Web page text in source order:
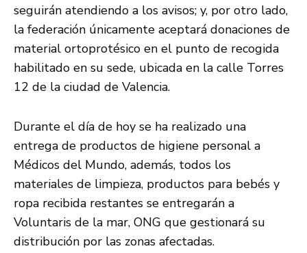
seguirán atendiendo a los avisos; y, por otro lado,
la federación únicamente aceptará donaciones de
material ortoprotésico en el punto de recogida
habilitado en su sede, ubicada en la calle Torres
12 de la ciudad de Valencia.
Durante el día de hoy se ha realizado una
entrega de productos de higiene personal a
Médicos del Mundo, además, todos los
materiales de limpieza, productos para bebés y
ropa recibida restantes se entregarán a
Voluntaris de la mar, ONG que gestionará su
distribución por las zonas afectadas.